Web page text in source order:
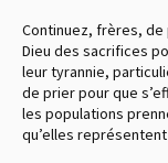
Continuez, frères, de
Dieu des sacrifices
leur tyrannie,
de prier pour que
les populations
qu’elles